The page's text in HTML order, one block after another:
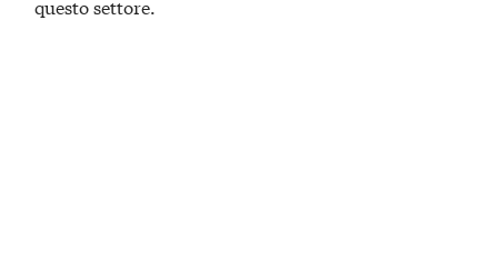
questo settore.